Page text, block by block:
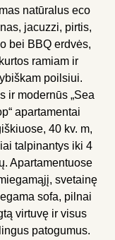
natūralus eco
jacuzzi, pirtis,
bei BBQ erdvės,
ramiam ir
poilsiui.
ir modernūs „Sea
apartamentai
40 kv. m,
talpinantys iki 4
Apartamentuose
svetainę
sofa, pilnai
virtuvę ir visus
patogumus.